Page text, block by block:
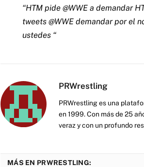
“HTM pide @WWE a demandar
tweets @WWE demandar por el
ustedes “
PRWrestling
PRWrestling es una
en 1999. Con más de 25
veraz y con un profundo
MÁS EN PRWRESTLING: